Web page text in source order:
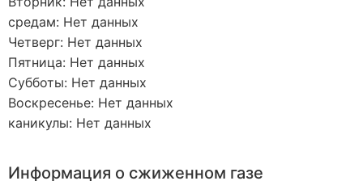
средам: Нет данных
Четверг: Нет данных
Пятница: Нет данных
Субботы: Нет данных
Воскресенье: Нет данных
каникулы: Нет данных
Информация о сжиженном газе